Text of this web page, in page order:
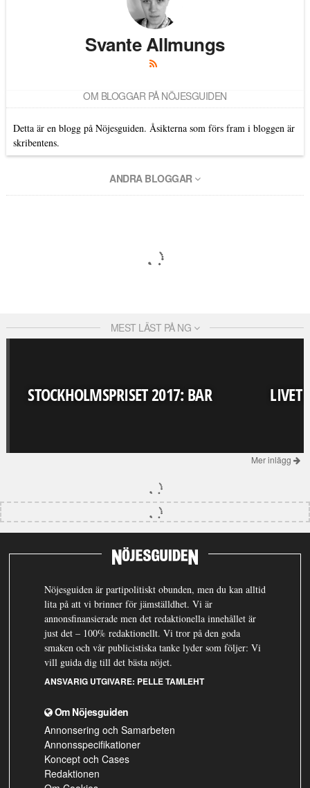
Svante Allmungs
OM BLOGGAR PÅ NÖJESGUIDEN
Detta är en blogg på Nöjesguiden. Åsikterna som förs fram i bloggen är
skribentens.
ANDRA BLOGGAR
MEST LÄST PÅ NG
STOCKHOLMSPRISET 2017: BAR LIVET
Mer inlägg
Nöjesguiden är partipolitiskt obunden, men du kan alltid
lita på att vi brinner för jämställdhet. Vi är
annonsfinansierade men det redaktionella innehållet är
just det – 100% redaktionellt. Vi tror på den goda
smaken och vår publicistiska tanke lyder som följer: Vi
vill guida dig till det bästa nöjet.
ANSVARIG UTGIVARE: PELLE TAMLEHT
Om Nöjesguiden
Annonsering och Samarbeten
Annonsspecifikationer
Koncept och Cases
Redaktionen